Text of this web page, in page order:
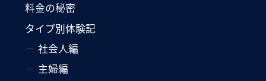
料金の秘密
タイプ別体験記
社会人編
主婦編